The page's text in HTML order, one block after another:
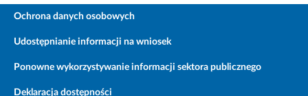
Ochrona danych osobowych
Udostępnianie informacji na wniosek
Ponowne wykorzystywanie informacji sektora publicznego
Deklaracja dostępności